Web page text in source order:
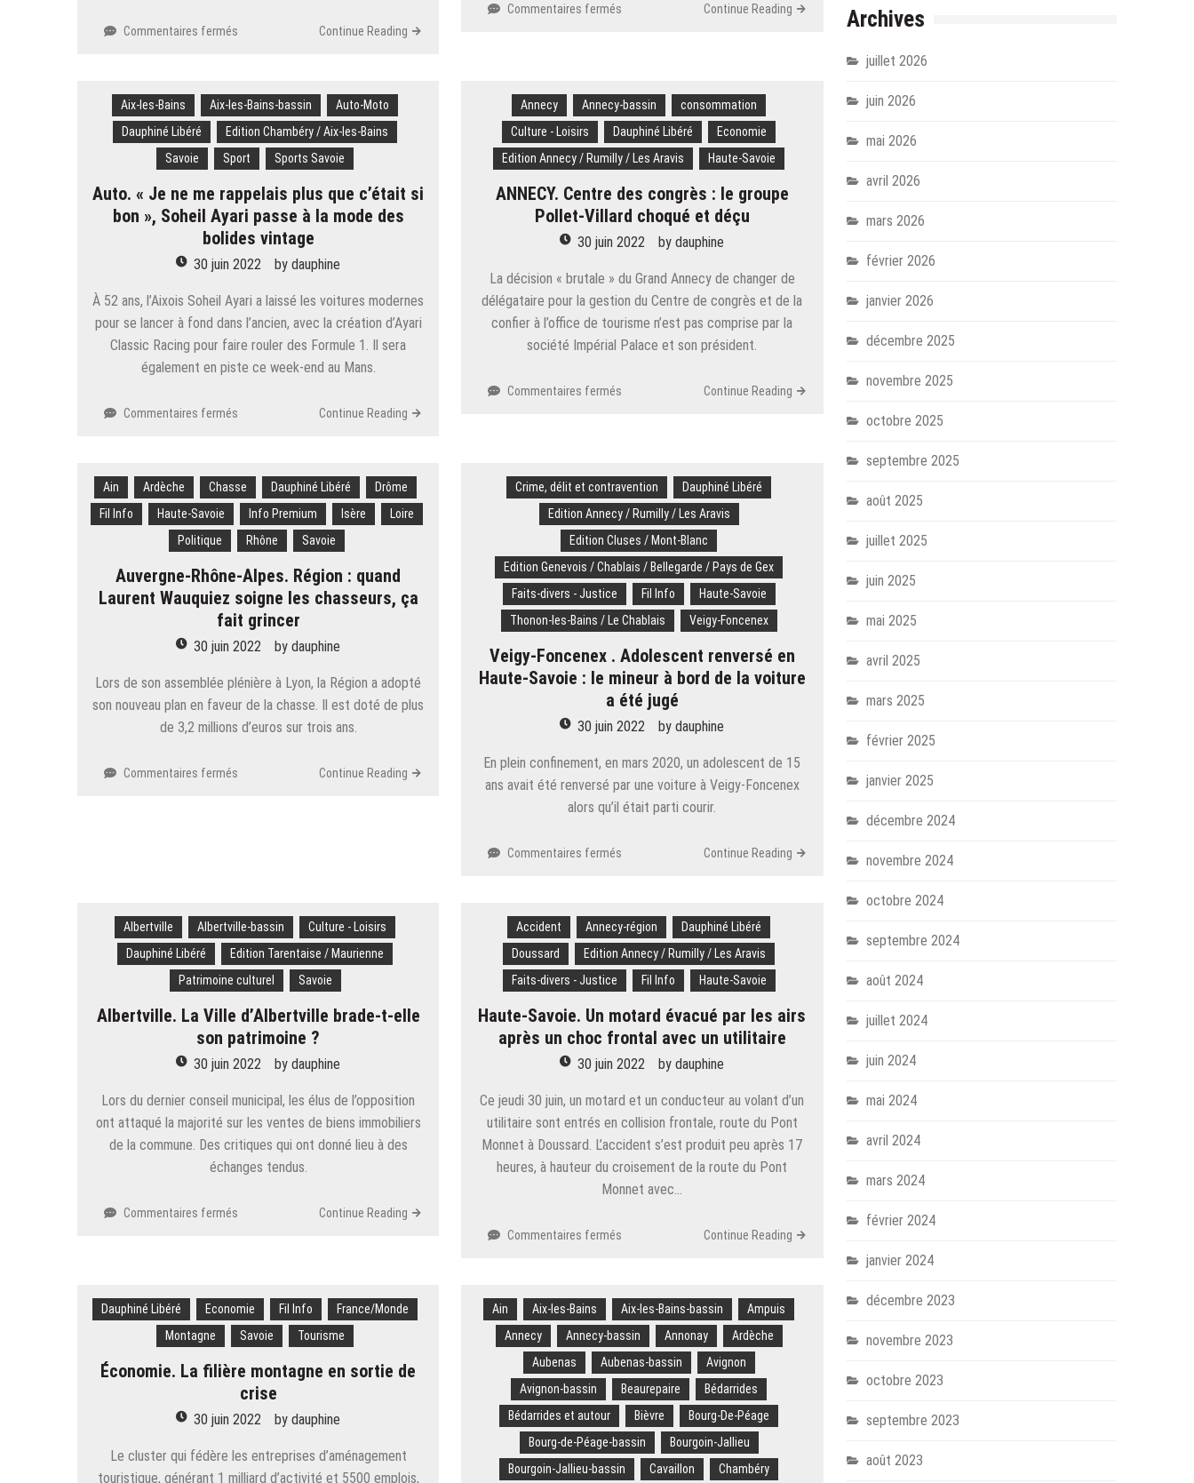
Commentaires fermés
l’année.
Thomas
Gauci
(SOC)
des
champions !
Continue Reading
Commentaires fermés
:
Schalck
et
Jenft,
de
la
en Suisse ?
Continue Reading
Aix-les-Bains Aix-les-Bains-bassin
Auto-Moto
Dauphiné Libéré
Edition Chambéry / Aix-les-Bains
Savoie
Sport Sports Savoie
Auto. « Je ne me rappelais plus que c’était si
bon », Soheil Ayari passe à la mode des
bolides vintage
30 juin 2022 bydauphine
À 52 ans, l’Aixois Soheil Ayari a laissé les voitures modernes
pour se lancer à fond dans l’ancien, avec la création d’Ayari
Classic Racing pour faire rouler des Formule 1. Il sera
également en piste ce week-end au Mans.
Commentaires fermés
ne
me
rappelais
plus
c’était
si
bon
Soheil
passe
à
la
Continue Reading
Annecy Annecy-bassin
consommation
Culture - Loisirs
Dauphiné Libéré
Economie
Edition Annecy / Rumilly / Les Aravis
Haute-Savoie
ANNECY​. Centre des congrès : le groupe
Pollet-Villard choqué et déçu
30 juin 2022 bydauphine
La décision « brutale » du Grand Annecy de changer de
délégataire pour la gestion du Centre de congrès et de la
confier à l’office de tourisme n’est pas comprise par la
société Impérial Palace et son président.
Commentaires fermés
congrès :
le
groupe
Pollet-
Villard
choqué
déçu
Continue Reading
Ain Ardèche Chasse Dauphiné Libéré
Drôme
Fil Info
Haute-Savoie Info Premium Isère
Loire
Politique
Rhône Savoie
Auvergne-Rhône-Alpes. Région : quand
Laurent Wauquiez soigne les chasseurs, ça
fait grincer
30 juin 2022 bydauphine
Lors de son assemblée plénière à Lyon, la Région a adopté
son nouveau plan en faveur de la chasse. Il est doté de plus
de 3,2 millions d’euros sur trois ans.
Commentaires fermés
Wauquiez
soigne
les
chasseurs,
ça
fait
grincer
Continue Reading
Crime, délit et contravention
Dauphiné Libéré
Edition Annecy / Rumilly / Les Aravis
Edition Cluses / Mont-Blanc
Edition Genevois / Chablais / Bellegarde / Pays de Gex
Faits-divers - Justice
Fil Info
Haute-Savoie
Thonon-les-Bains / Le Chablais
Veigy-Foncenex
Veigy-Foncenex . Adolescent renversé en
Haute-Savoie : le mineur à bord de la voiture
a été jugé
30 juin 2022 bydauphine
En plein confinement, en mars 2020, un adolescent de 15
ans avait été renversé par une voiture à Veigy-Foncenex
alors qu’il était parti courir.
Commentaires fermés
Adolescent
renversé
en
Haute-
:
le
mineur
bord
la
voiture
a
été
Continue Reading
Albertville Albertville-bassin
Culture - Loisirs
Dauphiné Libéré
Edition Tarentaise / Maurienne
Patrimoine culturel
Savoie
Albertville. La Ville d’Albertville brade-t-elle
son patrimoine ?
30 juin 2022 bydauphine
Lors du dernier conseil municipal, les élus de l’opposition
ont attaqué la majorité sur les ventes de biens immobiliers
de la commune. Des critiques qui ont donné lieu à des
échanges tendus.
Commentaires fermés
brade-
t-
elle
patrimoine ?
Continue Reading
Accident Annecy-région
Dauphiné Libéré
Doussard
Edition Annecy / Rumilly / Les Aravis
Faits-divers - Justice
Fil Info Haute-Savoie
Haute-Savoie. Un motard évacué par les airs
après un choc frontal avec un utilitaire
30 juin 2022 bydauphine
Ce jeudi 30 juin, un motard et un conducteur au volant d’un
utilitaire sont entrés en collision frontale, route du Pont
Monnet à Doussard. L’accident s’est produit peu après 17
heures, à hauteur du croisement de la route du Pont
Monnet avec…
Commentaires fermés
motard
évacué
par
les
airs
après
choc
frontal
avec
Continue Reading
Dauphiné Libéré Economie Fil Info
France/Monde
Montagne
Savoie Tourisme
Économie. La filière montagne en sortie de
crise
30 juin 2022 bydauphine
Le cluster qui fédère les entreprises d’aménagement
touristique, générant 1 milliard d’activité et 5500 emplois,
Ain Aix-les-Bains Aix-les-Bains-bassin
Ampuis
Annecy
Annecy-bassin Annonay
Ardèche
Aubenas
Aubenas-bassin
Avignon
Avignon-bassin
Beaurepaire
Bédarrides
Bédarrides et autour
Bièvre
Bourg-De-Péage
Bourg-de-Péage-bassin
Bourgoin-Jallieu
Bourgoin-Jallieu-bassin
Cavaillon
Chambéry
Archives
juillet 2026
juin 2026
mai 2026
avril 2026
mars 2026
février 2026
janvier 2026
décembre 2025
novembre 2025
octobre 2025
septembre 2025
août 2025
juillet 2025
juin 2025
mai 2025
avril 2025
mars 2025
février 2025
janvier 2025
décembre 2024
novembre 2024
octobre 2024
septembre 2024
août 2024
juillet 2024
juin 2024
mai 2024
avril 2024
mars 2024
février 2024
janvier 2024
décembre 2023
novembre 2023
octobre 2023
septembre 2023
août 2023